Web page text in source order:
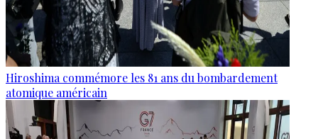
Hiroshima commémore les 81 ans du bombardement
atomique américain